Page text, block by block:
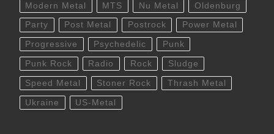
Modern Metal MTS Nu Metal Oldenburg
Party Post Metal Postrock Power Metal
Progressive Psychedelic Punk
Punk Rock Radio Rock Sludge
Speed Metal Stoner Rock Thrash Metal
Ukraine US-Metal